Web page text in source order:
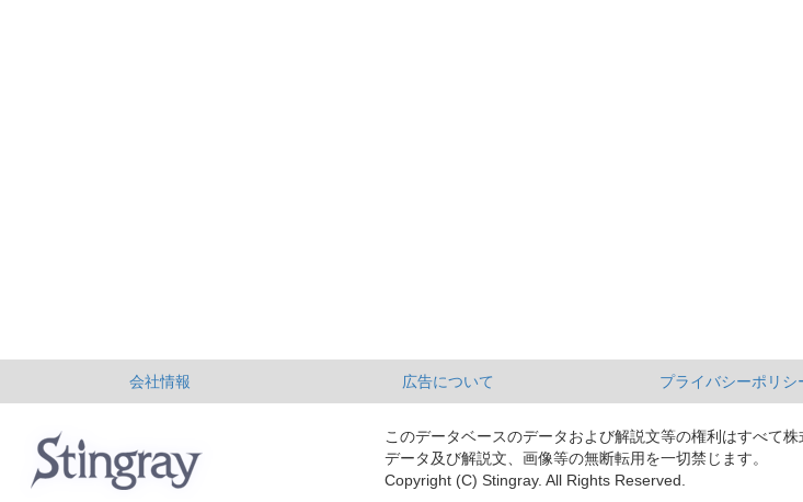
会社情報 広告について プライバシーポリシ
このデータベースのデータおよび解説文等の権利はすべて
データ及び解説文、画像等の無断転用を一切禁じます。
Copyright (C) Stingray. All Rights Reserved.